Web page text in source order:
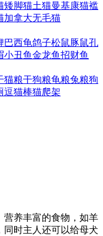
矮脚猫土猫曼基康猫褴
加拿大无毛猫
巴西龟鸽子松鼠豚鼠孔
小丑鱼金龙鱼招财鱼
猫粮干狗粮龟粮兔粮狗
逗猫棒猫爬架
营养丰富的食物，如羊
时主人还可以给母犬